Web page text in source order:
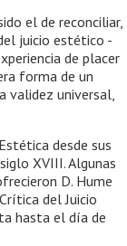
el de reconciliar,
juicio estético -
de placer
forma de un
validez universal,
desde sus
XVIII. Algunas
D. Hume
del Juicio
hasta el día de